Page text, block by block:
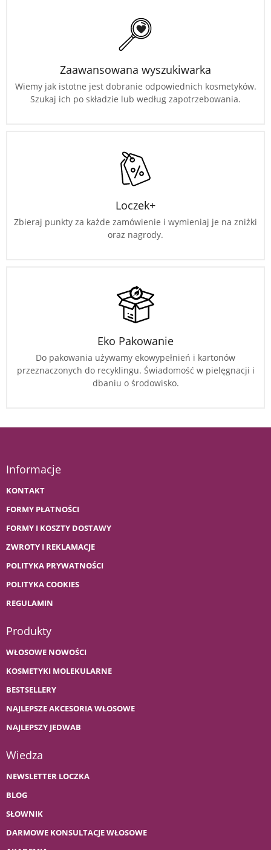
Zaawansowana wyszukiwarka
Wiemy jak istotne jest dobranie odpowiednich kosmetyków.
Szukaj ich po składzie lub według zapotrzebowania.
Loczek+
Zbieraj punkty za każde zamówienie i wymieniaj je na zniżki
oraz nagrody.
Eko Pakowanie
Do pakowania używamy ekowypełnień i kartonów
przeznaczonych do recyklingu. Świadomość w pielęgnacji i
dbaniu o środowisko.
Informacje
KONTAKT
FORMY PŁATNOŚCI
FORMY I KOSZTY DOSTAWY
ZWROTY I REKLAMACJE
POLITYKA PRYWATNOŚCI
POLITYKA COOKIES
REGULAMIN
Produkty
WŁOSOWE NOWOŚCI
KOSMETYKI MOLEKULARNE
BESTSELLERY
NAJLEPSZE AKCESORIA WŁOSOWE
NAJLEPSZY JEDWAB
Wiedza
NEWSLETTER LOCZKA
BLOG
SŁOWNIK
DARMOWE KONSULTACJE WŁOSOWE